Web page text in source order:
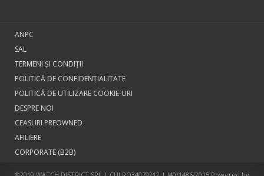
ANPC
SAL
TERMENI ŞI CONDIŢII
POLITICĂ DE CONFIDENȚIALITATE
POLITICĂ DE UTILIZARE COOKIE-URI
DESPRE NOI
CEASURI PREOWNED
AFILIERE
CORPORATE (B2B)